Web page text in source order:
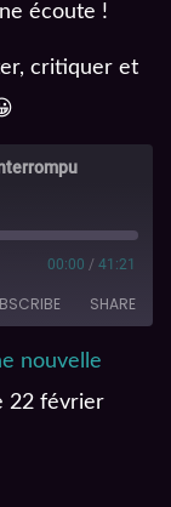
écoute !
critiquer et
00:00 / 41:21
SHARE
nouvelle
22 février